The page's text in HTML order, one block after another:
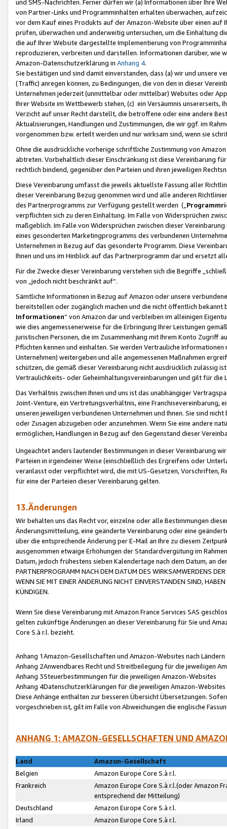
und SMS-Nachrichten. Ferner dürfen wir (a) Informationen über Ihre
von Partner-Links und Programminhalten erhalten überwachen,
vor dem Kauf eines Produkts auf der Amazon-Website über einen
prüfen, überwachen und anderweitig untersuchen, um die Einhaltung
die auf Ihrer Website dargestellte Implementierung von
reproduzieren, verbreiten und darstellen. Informationen darüber, wie
Amazon-Datenschutzerklärung in Anhang 4.
Sie bestätigen und sind damit einverstanden, dass (a) wir und
(Traffic) anregen können, zu Bedingungen, die von den in dieser
Unternehmen jederzeit (unmittelbar oder mittelbar) Websites oder
Ihrer Website im Wettbewerb stehen, (c) ein Versäumnis unsererseits,
Verzicht auf unser Recht darstellt, die betroffene oder eine andere
Aktualisierungen, Handlungen und Zustimmungen, die wir ggf. im
vorgenommen bzw. erteilt werden und nur wirksam sind, wenn sie
Ohne die ausdrückliche vorherige schriftliche Zustimmung von
abtreten. Vorbehaltlich dieser Einschränkung ist diese Vereinbarung
rechtlich bindend, gegenüber den Parteien und ihren jeweiligen
Diese Vereinbarung umfasst die jeweils aktuellste Fassung aller
dieser Vereinbarung Bezug genommen wird und alle anderen
des Partnerprogramms zur Verfügung gestellt werden („
verpflichten sich zu deren Einhaltung. Im Falle von Widersprüchen
maßgeblich. Im Falle von Widersprüchen zwischen dieser
eines gesonderten Marketingprogramms des verbundenen
Unternehmen in Bezug auf das gesonderte Programm. Diese
Ihnen und uns im Hinblick auf das Partnerprogramm dar und ersetzt
Für die Zwecke dieser Vereinbarung verstehen sich die Begriffe
von „jedoch nicht beschränkt auf“.
Sämtliche Informationen in Bezug auf Amazon oder unsere
bereitstellen oder zugänglich machen und die nicht öffentlich
Informationen“ von Amazon dar und verbleiben im alleinigen
wie dies angemessenerweise für die Erbringung Ihrer Leistungen
juristischen Personen, die im Zusammenhang mit Ihrem Konto
Pflichten kennen und einhalten. Sie werden Vertrauliche
Unternehmen) weitergeben und alle angemessenen Maßnahmen
schützen, die gemäß dieser Vereinbarung nicht ausdrücklich zulässig
Vertraulichkeits- oder Geheimhaltungsvereinbarungen und gilt für die
Das Verhältnis zwischen Ihnen und uns ist das unabhängiger
Joint-Venture, ein Vertretungsverhältnis, eine Franchisevereinbarung,
unseren jeweiligen verbundenen Unternehmen und Ihnen. Sie sind
oder Zusagen abzugeben oder anzunehmen. Wenn Sie eine andere
ermöglichen, Handlungen in Bezug auf den Gegenstand dieser
Ungeachtet anders lautender Bestimmungen in dieser Vereinbarung
Parteien in irgendeiner Weise (einschließlich des Ergreifens oder
veranlasst oder verpflichtet wird, die mit US-Gesetzen, Vorschriften,
für eine der Parteien dieser Vereinbarung gelten.
13.Änderungen
Wir behalten uns das Recht vor, einzelne oder alle Bestimmungen
Änderungsmitteilung, eine geänderte Vereinbarung oder eine
über die entsprechende Änderung per E-Mail an Ihre zu diesem
ausgenommen etwaige Erhöhungen der Standardvergütung im
Datum, jedoch frühestens sieben Kalendertage nach dem Datum, an
PARTNERPROGRAMM NACH DEM DATUM DES WIRKSAMWERDENS
WENN SIE MIT EINER ÄNDERUNG NICHT EINVERSTANDEN SIND,
KÜNDIGEN.
Wenn Sie diese Vereinbarung mit Amazon France Services SAS
gelten zukünftige Änderungen an dieser Vereinbarung für Sie und
Core S.à r.l. bezieht.
Anhang 1Amazon-Gesellschaften und Amazon-Websites nach Ländern
Anhang 2Anwendbares Recht und Streitbeilegung für die jeweiligen
Anhang 3Steuerbestimmungen für die jeweiligen Amazon-Websites
Anhang 4Datenschutzerklärungen für die jeweiligen Amazon-Websites
Diese Anhänge enthalten zur besseren Übersicht Übersetzungen.
vorgeschrieben ist, gilt im Falle von Abweichungen die englische
ANHANG 1: AMAZON-GESELLSCHAFTEN UND
Land
Amazon-Gesellschaft
Belgien
Amazon Europe Core S.à r.l.
Frankreich
Amazon Europe Core S.à r.l.(oder Amazon
entsprechend der Mitteilung)
Deutschland
Amazon Europe Core S.à r.l.
Irland
Amazon Europe Core S.à r.l.